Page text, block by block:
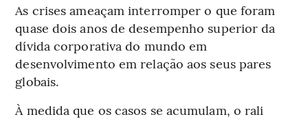
As crises ameaçam interromper o que foram
quase dois anos de desempenho superior da
dívida corporativa do mundo em
desenvolvimento em relação aos seus pares
globais.
À medida que os casos se acumulam, o rali